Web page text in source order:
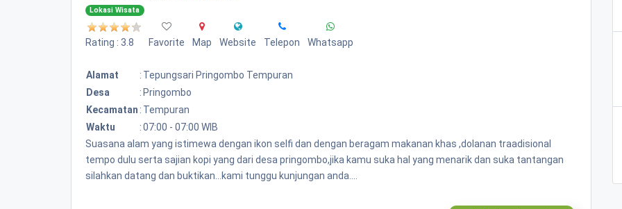
Lokasi Wisata
Rating : 3.8 Favorite Map Website Telepon Whatsapp
Alamat : Tepungsari Pringombo Tempuran
Desa
: Pringombo
Kecamatan : Tempuran
Waktu
:07:00 - 07:00 WIB
Suasana alam yang istimewa dengan ikon selfi dan dengan beragam makanan khas ,dolanan traadisional
tempo dulu serta sajian kopi yang dari desa pringombo,jika kamu suka hal yang menarik dan suka tantangan
silahkan datang dan buktikan...kami tunggu kunjungan anda....